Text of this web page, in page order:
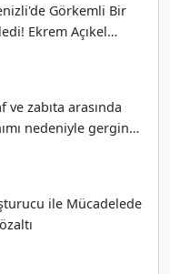
Görkemli Bir
Ekrem Açıkel
ve zabıta arasında
nedeniyle gergin
ile Mücadelede